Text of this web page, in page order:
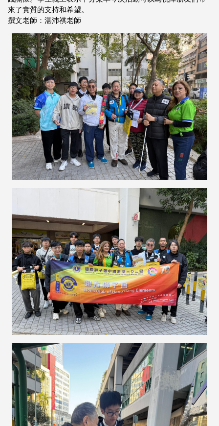
來了實質的支持和希望。
撰文老師：湛沛祺老師